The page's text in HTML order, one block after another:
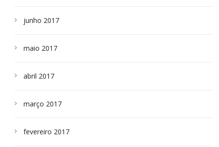
junho 2017
maio 2017
abril 2017
março 2017
fevereiro 2017